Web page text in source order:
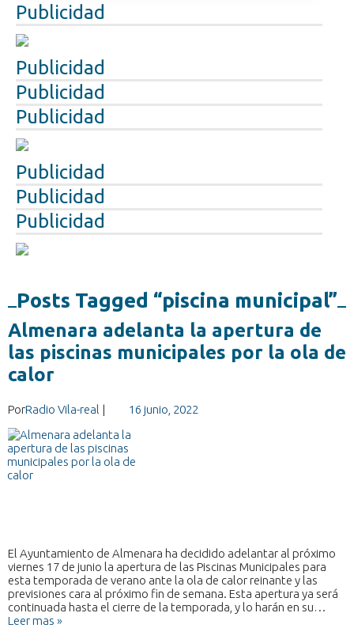
Publicidad
Publicidad
Publicidad
Publicidad
Publicidad
Publicidad
Publicidad
Posts Tagged “piscina municipal”
Almenara adelanta la apertura de
las piscinas municipales por la ola de
calor
PorRadio Vila-real | 16 junio, 2022
El Ayuntamiento de Almenara ha decidido adelantar al próximo
viernes 17 de junio la apertura de las Piscinas Municipales para
esta temporada de verano ante la ola de calor reinante y las
previsiones cara al próximo fin de semana. Esta apertura ya será
continuada hasta el cierre de la temporada, y lo harán en su…
Leer mas »